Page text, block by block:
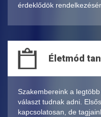
érdeklődök
Életmód
Szakembereink a
választ tudnak adni.
kapcsolatosan, de